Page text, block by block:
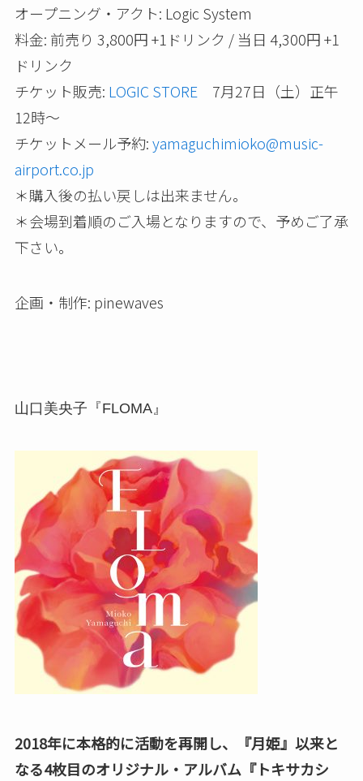
オープニング・アクト: Logic System
料金: 前売り 3,800円 +1ドリンク / 当日 4,300円 +1
ドリンク
チケット販売: LOGIC STORE 7月27日（土）正午
12時～
チケットメール予約:yamaguchimioko@music-
airport.co.jp
＊購入後の払い戻しは出来ません。
＊会場到着順のご入場となりますので、予めご了承
下さい。
企画・制作: pinewaves
山口美央子『FLOMA』
2018年に本格的に活動を再開し、『月姫』以来と
なる4枚目のオリジナル・アルバム『トキサカシ